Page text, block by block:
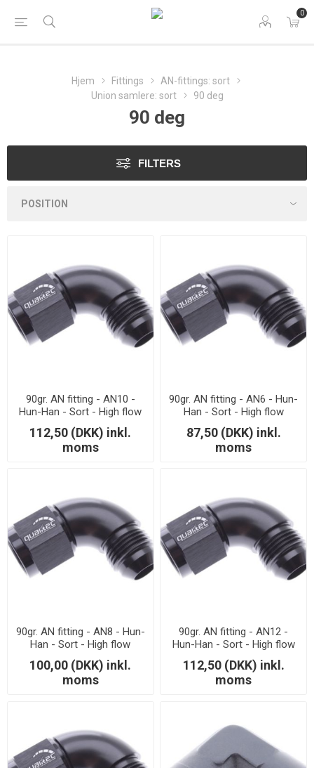
0
Hjem Fittings
AN-fittings: sort
Union samlere: sort
90 deg
90 deg
FILTERS
90gr. AN fitting - AN10 -
Hun-Han - Sort - High flow
112,50 (DKK) inkl.
moms
90gr. AN fitting - AN6 - Hun-
Han - Sort - High flow
87,50 (DKK) inkl.
moms
90gr. AN fitting - AN8 - Hun-
Han - Sort - High flow
100,00 (DKK) inkl.
moms
90gr. AN fitting - AN12 -
Hun-Han - Sort - High flow
112,50 (DKK) inkl.
moms